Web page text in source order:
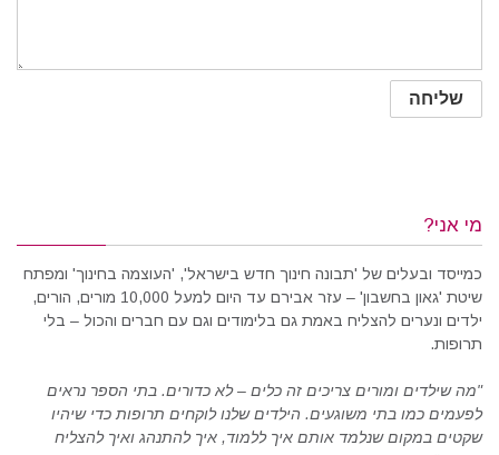
מי אני?
כמייסד ובעלים של 'תבונה חינוך חדש בישראל', 'העוצמה בחינוך' ומפתח
שיטת 'גאון בחשבון' – עזר אבירם עד היום למעל 10,000 מורים, הורים,
ילדים ונערים להצליח באמת גם בלימודים וגם עם חברים והכול – בלי
תרופות.
"מה שילדים ומורים צריכים זה כלים – לא כדורים. בתי הספר נראים
לפעמים כמו בתי משוגעים. הילדים שלנו לוקחים תרופות כדי שיהיו
שקטים במקום שנלמד אותם איך ללמוד, איך להתנהג ואיך להצליח